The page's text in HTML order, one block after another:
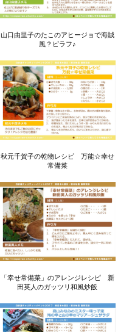
山口由里子のたこのアヒージョで海賊
風？ピラフ♪
秋元千賀子の乾物レシピ 万能☆幸せ
常備菜
「幸せ常備菜」のアレンジレシピ 新
田英人のガッツリ和風炒飯